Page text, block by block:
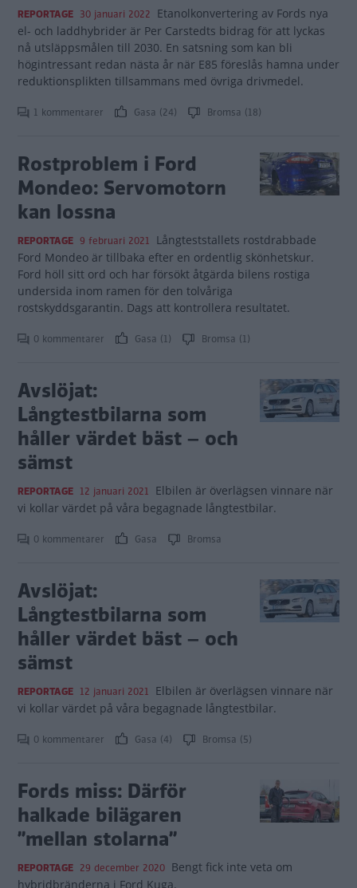
REPORTAGE 30 januari 2022 Etanolkonvertering av Fords nya
el- och laddhybrider är Per Carstedts bidrag för att lyckas
nå utsläppsmålen till 2030. En satsning som kan bli
högintressant redan nästa år när E85 föreslås hamna under
reduktionsplikten tillsammans med övriga drivmedel.
1 kommentarer Gasa (24) Bromsa (18)
Rostproblem i Ford
Mondeo: Servomotorn
kan lossna
REPORTAGE 9 februari 2021 Långteststallets rostdrabbade
Ford Mondeo är tillbaka efter en ordentlig skönhetskur.
Ford höll sitt ord och har försökt åtgärda bilens rostiga
undersida inom ramen för den tolvåriga
rostskyddsgarantin. Dags att kontrollera resultatet.
0 kommentarer Gasa (1) Bromsa (1)
Avslöjat:
Långtestbilarna som
håller värdet bäst – och
sämst
REPORTAGE 12 januari 2021 Elbilen är överlägsen vinnare när
vi kollar värdet på våra begagnade långtestbilar.
0 kommentarer Gasa Bromsa
Avslöjat:
Långtestbilarna som
håller värdet bäst – och
sämst
REPORTAGE 12 januari 2021 Elbilen är överlägsen vinnare när
vi kollar värdet på våra begagnade långtestbilar.
0 kommentarer Gasa (4) Bromsa (5)
Fords miss: Därför
halkade bilägaren
”mellan stolarna”
REPORTAGE 29 december 2020 Bengt fick inte veta om
hybridbränderna i Ford Kuga.